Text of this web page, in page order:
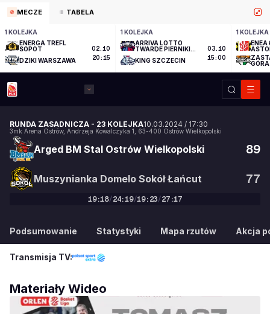
MECZE TABELA
1 KOLEJKA
ENERGA TREFL
SOPOT
DZIKI WARSZAWA
02.10
20:15
1 KOLEJKA
ARRIVA LOTTO
TWARDE PIERNIKI
KING SZCZECIN
03.10
15:00
1 KOLEJKA
ENEA
GÓRA
RUNDA ZASADNICZA - 23 KOLEJKA10.03.2024 / 17:30
3mk Arena Ostrów, Andrzeja Kowalczyka 1 63-400 Ostrów Wielkopolski
Arged BM Stal Ostrów Wielkopolski 89
77
Muszynianka Domelo Sokół Łańcut
19:18/24:19/19: 23/27:17
89:77
Podsumowanie Statystyki Mapa rzutów Akcja
Transmisja TV:
Materiały Wideo